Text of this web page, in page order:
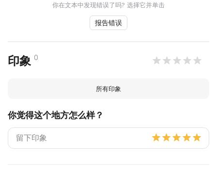
你在文本中发现错误了吗? 选择它并单击
报告错误
印象 0
所有印象
你觉得这个地方怎么样？